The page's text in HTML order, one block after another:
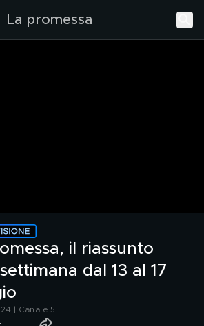
La promessa
il riassunto
dal 13 al 17
| Canale 5